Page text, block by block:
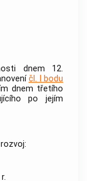
dnem 12.
čl. I bodu
dnem třetího
po jejím